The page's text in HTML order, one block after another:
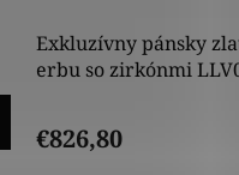
Exkluzívny pánsky
erbu so zirkónmi
€826,80